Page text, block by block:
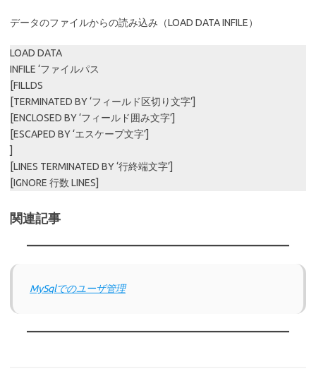
データのファイルからの読み込み（LOAD DATA INFILE）
LOAD DATA
INFILE ‘ファイルパス
[FILLDS
[TERMINATED BY ‘フィールド区切り文字’]
[ENCLOSED BY ‘フィールド囲み文字’]
[ESCAPED BY ‘エスケープ文字’]
]
[LINES TERMINATED BY ‘行終端文字’]
[IGNORE 行数 LINES]
関連記事
MySqlでのユーザ管理